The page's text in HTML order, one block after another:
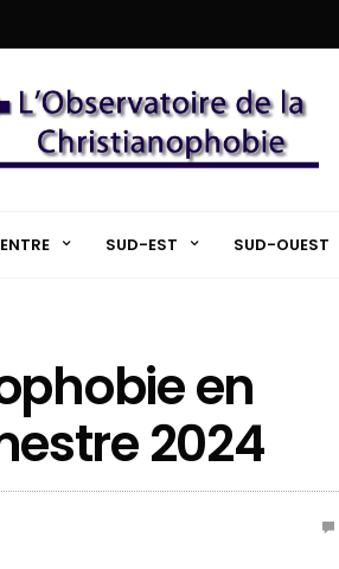
SUD-EST SUD-OUEST
en
2024